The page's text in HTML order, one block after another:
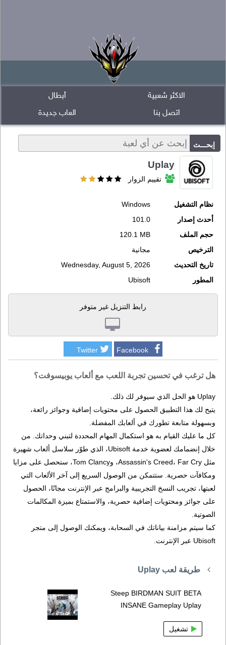
أبطال
الاكثر شعبية
العاب جديدة
اتصل بنا
Uplay
تقييم الزوار
نظام التشغيل
Windows
أحدث إصدار
101.0
حجم الملف
120.1 MB
الترخيص
مجانية
تاريخ التحديث
Wednesday, August 5, 2026
المطور
Ubisoft
رابط التنزيل غير متوفر
Facebook
Twitter
هل ترغب في تحسين تجربة اللعب مع ألعاب يوبيسوفت؟
Uplay هو الحل الذي سيوفر لك ذلك.
يتيح لك هذا التطبيق الحصول على محتويات إضافية وجوائز رائعة،
وبسهولة متابعة تطورك في ألعابك المفضلة.
كل ما عليك القيام به هو استكمال المهام المحددة لتبني وحداتك. من
خلال إنضمامك لعضوية خدمة Ubisoft، الذي طوّر سلاسل ألعاب شهيرة
مثل Assassin's Creed، Far Cry، وTom Clancy، ستحصل على مزايا
ومكافآت حصرية. ستتمكن من الوصول السريع إلى آخر الألعاب التي
لعبتها، تجريب النسخ التجريبية والبرامج عبر الإنترنت مجانًا، الحصول
على جوائز ومحتويات إضافية حصرية، والاستمتاع بميزة المكالمات
الصوتية.
كما سيتم مزامنة بياناتك في السحابة، ويمكنك الوصول إلى متجر
Ubisoft عبر الإنترنت.
طريقة لعب Uplay
Steep BIRDMAN SUIT BETA
INSANE Gameplay Uplay
تشغيل